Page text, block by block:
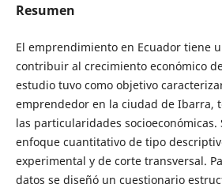
Resumen
El emprendimiento en Ecuador tiene
contribuir al crecimiento económico
estudio tuvo como objetivo
emprendedor en la ciudad de Ibarra,
las particularidades
enfoque cuantitativo de tipo
experimental y de corte transversal.
datos se diseñó un cuestionario